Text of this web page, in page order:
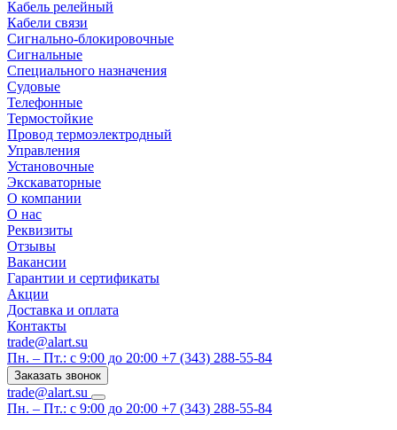
Кабель релейный
Кабели связи
Сигнально-блокировочные
Сигнальные
Специального назначения
Судовые
Телефонные
Термостойкие
Провод термоэлектродный
Управления
Установочные
Экскаваторные
О компании
О нас
Реквизиты
Отзывы
Вакансии
Гарантии и сертификаты
Акции
Доставка и оплата
Контакты
trade@alart.su
Пн. – Пт.: с 9:00 до 20:00 +7 (343) 288-55-84
Заказать звонок
trade@alart.su
Пн. – Пт.: с 9:00 до 20:00 +7 (343) 288-55-84